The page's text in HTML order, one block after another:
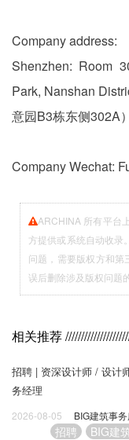
Company address:
Shenzhen: Room
Park, Nanshan
意园B3栋东侧302A）
Company Wechat:
ARCHINA 所有平台
方提供或系统自动收
问题，需要版权方和第
误后删除涉及版权问题
相关推荐
招聘 | 资深设计师 / 设计
务经理
2026-08-05 BIG建筑事
招聘 BIG建